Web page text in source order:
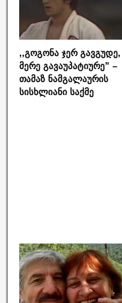
,,გოგონა ჯერ გავგუდე,
მერე გავაუპატიურე” –
თამაზ ნამგალაურის
სისხლიანი საქმე